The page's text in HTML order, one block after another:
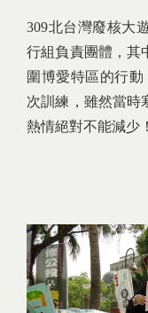
309北台灣廢核大
行組負責團體，其
圍博愛特區的行
次訓練，雖然當時
熱情絕對不能減少！